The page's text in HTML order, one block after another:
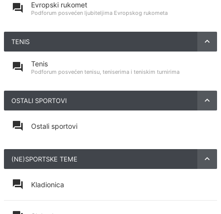
Evropski rukomet
Podforum posvećen ljubiteljima Evropskog rukometa
TENIS
Tenis
Podforum posvećen tenisu, teniserima i teniskim turnirima
OSTALI SPORTOVI
Ostali sportovi
(NE)SPORTSKE TEME
Kladionica